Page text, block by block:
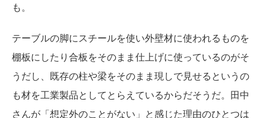
も。
テーブルの脚にスチールを使い外壁材に使われるものを
棚板にしたり合板をそのまま仕上げに使っているのがそ
うだし、既存の柱や梁をそのまま現しで見せるというの
も材を工業製品としてとらえているからだそうだ。田中
さんが「想定外のことがない」と感じた理由のひとつは